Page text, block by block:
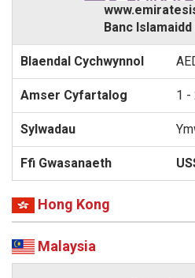
Banc
1 -
Hong Kong
Malaysia